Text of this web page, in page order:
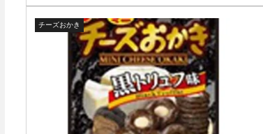
チーズおかき